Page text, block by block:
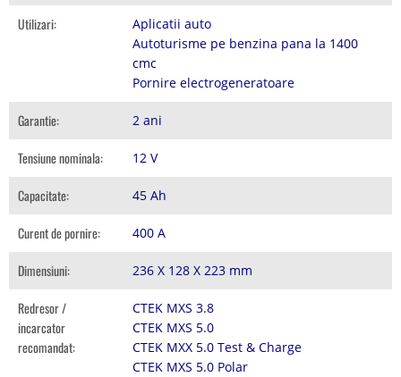
Utilizari:
Aplicatii auto
Autoturisme pe benzina pana la 1400
cmc
Pornire electrogeneratoare
Garantie: 2 ani
Tensiune nominala: 12 V
Capacitate: 45 Ah
Curent de pornire: 400 A
Dimensiuni: 236 X 128 X 223 mm
Redresor /
incarcator
recomandat:
CTEK MXS 3.8
CTEK MXS 5.0
CTEK MXX 5.0 Test & Charge
CTEK MXS 5.0 Polar